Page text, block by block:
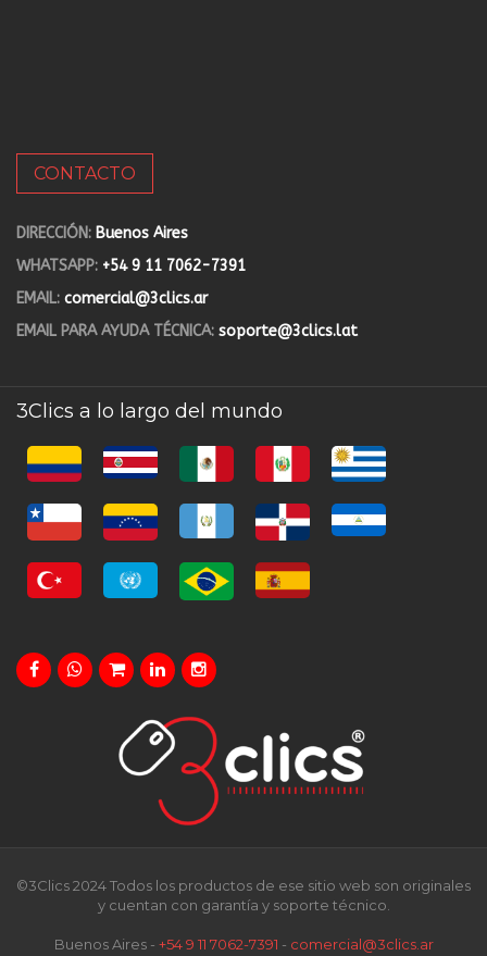
CONTACTO
DIRECCIÓN: Buenos Aires
WHATSAPP: +54 9 11 7062-7391
EMAIL: comercial@3clics.ar
EMAIL PARA AYUDA TÉCNICA: soporte@3clics.lat
3Clics a lo largo del mundo
©3Clics 2024 Todos los productos de ese sitio web son originales
y cuentan con garantía y soporte técnico.
Buenos Aires - +54 9 11 7062-7391 - comercial@3clics.ar